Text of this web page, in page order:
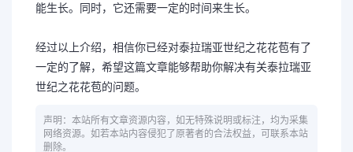
能生长。同时，它还需要一定的时间来生长。
经过以上介绍，相信你已经对泰拉瑞亚世纪之花花苞有了
一定的了解，希望这篇文章能够帮助你解决有关泰拉瑞亚
世纪之花花苞的问题。
声明：本站所有文章资源内容，如无特殊说明或标注，均为采集
网络资源。如若本站内容侵犯了原著者的合法权益，可联系本站
删除。